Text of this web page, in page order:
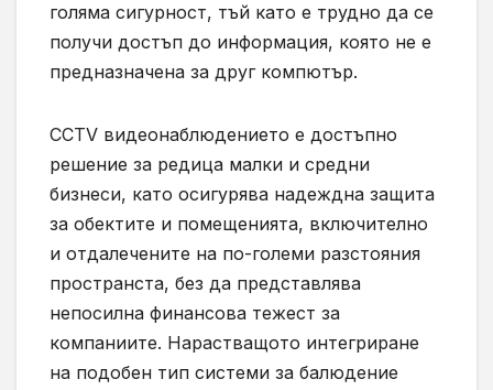
голяма сигурност, тъй като е трудно да се
получи достъп до информация, която не е
предназначена за друг компютър.
CCTV видеонаблюдението е достъпно
решение за редица малки и средни
бизнеси, като осигурява надеждна защита
за обектите и помещенията, включително
и отдалечените на по-големи разстояния
пространста, без да представлява
непосилна финансова тежест за
компаниите. Нарастващото интегриране
на подобен тип системи за балюдение